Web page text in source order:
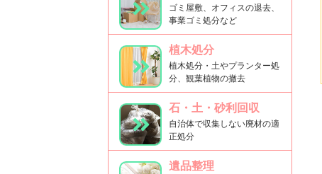
ゴミ屋敷、オフィスの退去、
事業ゴミ処分など
植木処分
植木処分・土やプランター処
分、観葉植物の撤去
石・土・砂利回収
自治体で収集しない廃材の適
正処分
遺品整理